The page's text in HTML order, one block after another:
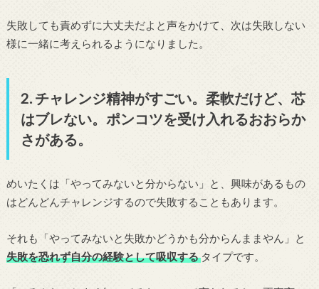
失敗しても責めずに大丈夫だよと声をかけて、次は失敗しない
様に一緒に考えられるようになりました。
2. チャレンジ精神がすごい。柔軟だけど、芯
はブレない。ポンコツを受け入れるおおらか
さがある。
めいたくは「やってみないと分からない」と、興味があるもの
はどんどんチャレンジするので失敗することもあります。
それも「やってみないと失敗かどうかも分からんままやん」と
失敗を恐れず自分の経験として吸収するタイプです。